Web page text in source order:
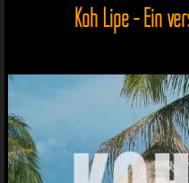
Koh Lipe - Ein